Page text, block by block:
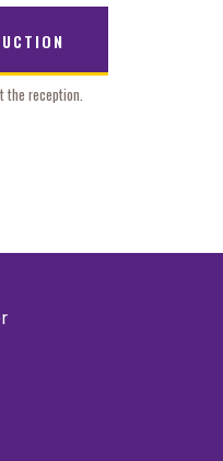
the reception.